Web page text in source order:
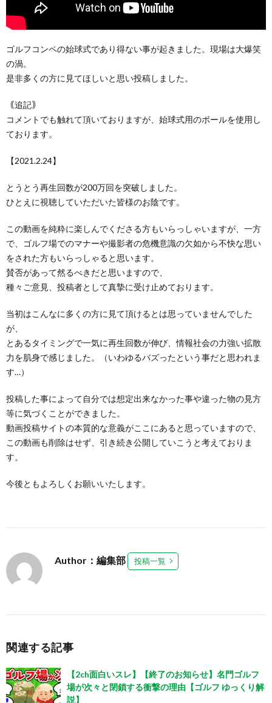
ゴルフコンペの始球式であり得ない事が起きました。現場は大爆笑
の渦。
是非多くの方に見てほしいと思い投稿しました。
｟追記｠
コメントでも触れて頂いておりますが、始球式用のボールを使用し
ております。
【2021.2.24】
とうとう再生回数が200万回を突破しました。
ひとえに視聴していただいた皆様のお陰です。
この動画を純粋に楽しんでくださる方もいらっしゃいますが、一方
で、ゴルフ場でのマナーや撮影者の危機意識の欠如から不快な思い
をされた方もいらっしゃると思います。
賛否があって然るべきだと思いますので、
種々ご意見、投稿者として真摯に受け止めております。
当初はこんなに多くの方に見て頂けるとは思っていませんでした
が、
とあるタイミングで一気に再生回数が伸び、情報社会の力強い拡散
力を肌身で感じました。（いわゆるバズったという事だと思われま
す…）
投稿した事によって自分では想定出来なかった事や違った物の見方
等に気づくことができました。
動画投稿サイトの本質的な意義がここにあると思っていますので、
この動画も削除はせず、引き続き公開していこうと考えておりま
す。
今後ともよろしくお願いいたします。
Author：編集部 投稿一覧
関連する記事
【2ch面白いスレ】【終了のお知らせ】名門ゴルフ
場が次々と閉鎖する衝撃の理由【ゴルフ ゆっくり解
説】